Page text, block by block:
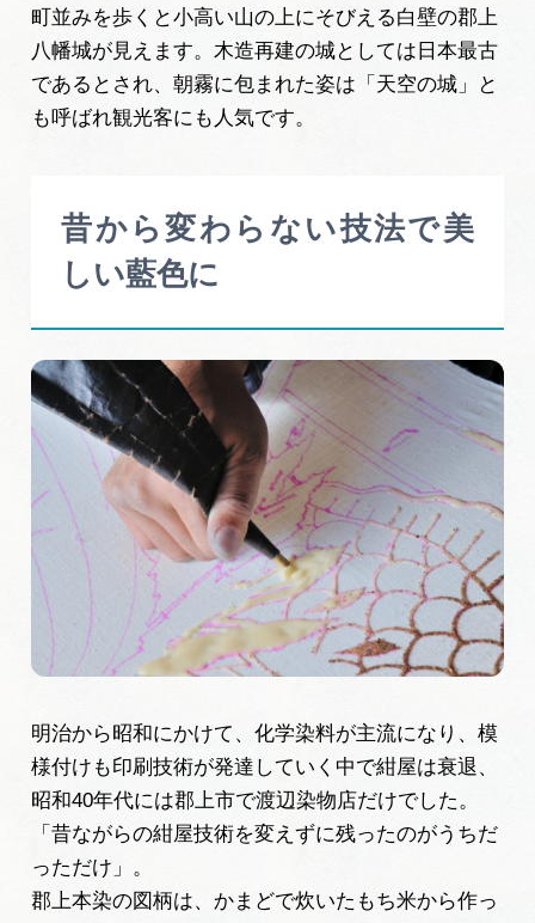
町並みを歩くと小高い山の上にそびえる白壁の郡上
八幡城が見えます。木造再建の城としては日本最古
であるとされ、朝霧に包まれた姿は「天空の城」と
も呼ばれ観光客にも人気です。
昔から変わらない技法で美
しい藍色に
明治から昭和にかけて、化学染料が主流になり、模
様付けも印刷技術が発達していく中で紺屋は衰退、
昭和40年代には郡上市で渡辺染物店だけでした。
「昔ながらの紺屋技術を変えずに残ったのがうちだ
っただけ」。
郡上本染の図柄は、かまどで炊いたもち米から作っ